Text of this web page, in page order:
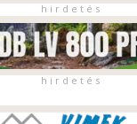
h i r d e t é s
h i r d e t é s